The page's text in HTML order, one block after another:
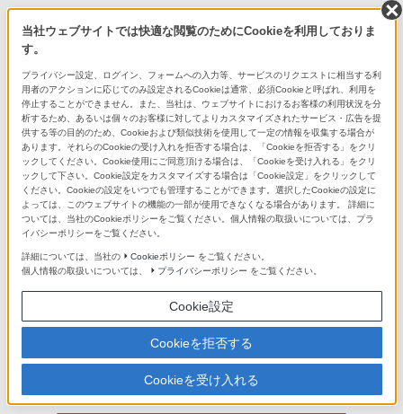
パーソナルコンテン
ツステーション
ポータブルワイヤレ
スサーバー
HDMIケーブル<マイ
クロ端子用>
USB ACアクセサリ
静止画撮影可能枚数/動画撮影可能時間
当社ウェブサイトでは快適な閲覧のためにCookieを利用しておりま
す。
プライバシー設定、ログイン、フォームへの入力等、サービスのリクエストに相当する利
用者のアクションに応じてのみ設定されるCookieは通常、必須Cookieと呼ばれ、利用を
停止することができません。また、当社は、ウェブサイトにおけるお客様の利用状況を分
析するため、あるいは個々のお客様に対してよりカスタマイズされたサービス・広告を提
供する等の目的のため、Cookieおよび類似技術を使用して一定の情報を収集する場合が
あります。それらのCookieの受け入れを拒否する場合は、「Cookieを拒否する」をクリ
ックしてください。Cookie使用にご同意頂ける場合は、「Cookieを受け入れる」をクリ
ックして下さい。Cookie設定をカスタマイズする場合は「Cookie設定」をクリックして
ください。Cookieの設定をいつでも管理することができます。選択したCookieの設定に
よっては、このウェブサイトの機能の一部が使用できなくなる場合があります。 詳細に
ついては、当社のCookieポリシーをご覧ください。個人情報の取扱いについては、プラ
イバシーポリシーをご覧ください。
詳細については、当社の Cookieポリシー をご覧ください。
個人情報の取扱いについては、
プライバシーポリシー をご覧ください。
Cookie設定
Cookieを拒否する
Cookieを受け入れる